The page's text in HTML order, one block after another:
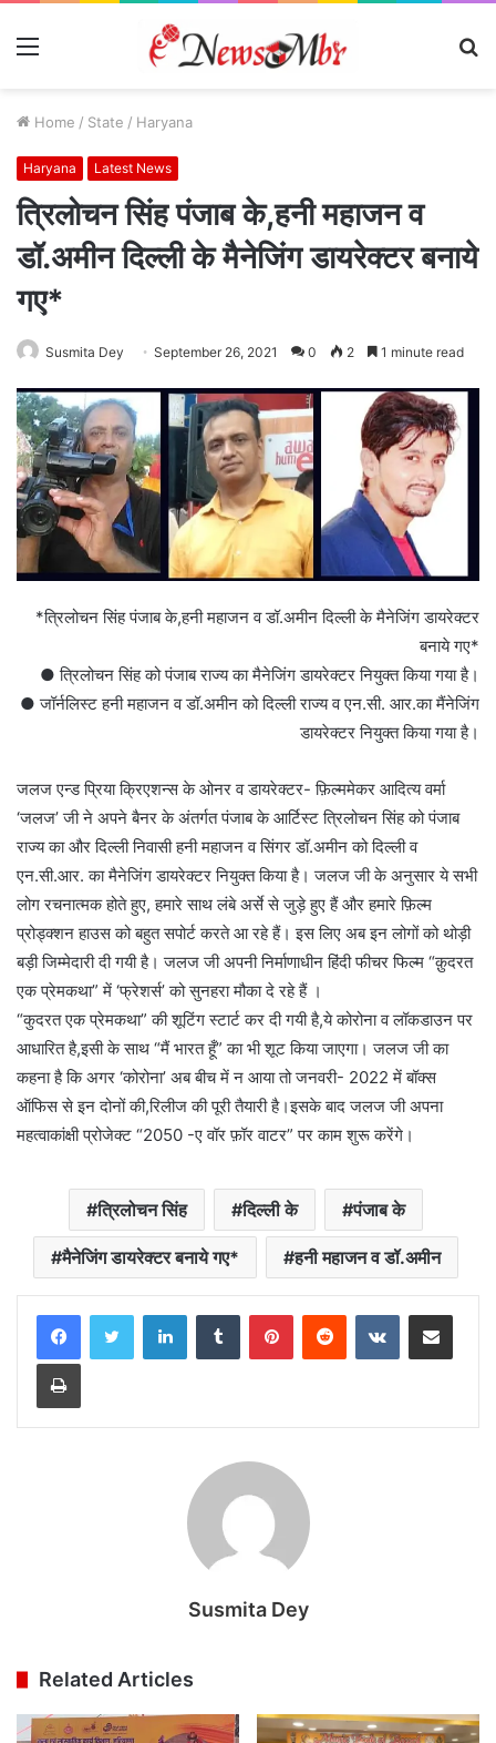
Menu
Home / State / Haryana
Haryana Latest News
त्रिलोचन सिंह पंजाब के,हनी महाजन व
डॉ.अमीन दिल्ली के मैनेजिंग डायरेक्टर बनाये
गए*
Susmita Dey September 26, 2021 0 2 1 minute read
*त्रिलोचन सिंह पंजाब के,हनी महाजन व डॉ.अमीन दिल्ली के मैनेजिंग डायरेक्टर
बनाये गए*
● त्रिलोचन सिंह को पंजाब राज्य का मैनेजिंग डायरेक्टर नियुक्त किया गया है।
● जॉर्नलिस्ट हनी महाजन व डॉ.अमीन को दिल्ली राज्य व एन.सी. आर.का मैंनेजिंग
डायरेक्टर नियुक्त किया गया है।
जलज एन्ड प्रिया क्रिएशन्स के ओनर व डायरेक्टर- फ़िल्ममेकर आदित्य वर्मा
‘जलज’ जी ने अपने बैनर के अंतर्गत पंजाब के आर्टिस्ट त्रिलोचन सिंह को पंजाब
राज्य का और दिल्ली निवासी हनी महाजन व सिंगर डॉ.अमीन को दिल्ली व
एन.सी.आर. का मैनेजिंग डायरेक्टर नियुक्त किया है। जलज जी के अनुसार ये सभी
लोग रचनात्मक होते हुए, हमारे साथ लंबे अर्से से जुड़े हुए हैं और हमारे फ़िल्म
प्रोड्क्शन हाउस को बहुत सपोर्ट करते आ रहे हैं। इस लिए अब इन लोगों को थोड़ी
बड़ी जिम्मेदारी दी गयी है। जलज जी अपनी निर्माणाधीन हिंदी फीचर फिल्म “क़ुदरत
एक प्रेमकथा” में ‘फ्रेशर्स’ को सुनहरा मौका दे रहे हैं ।
“कुदरत एक प्रेमकथा” की शूटिंग स्टार्ट कर दी गयी है,ये कोरोना व लॉकडाउन पर
आधारित है,इसी के साथ “मैं भारत हूँ” का भी शूट किया जाएगा। जलज जी का
कहना है कि अगर ‘कोरोना’ अब बीच में न आया तो जनवरी- 2022 में बॉक्स
ऑफिस से इन दोनों की,रिलीज की पूरी तैयारी है।इसके बाद जलज जी अपना
महत्वाकांक्षी प्रोजेक्ट “2050 -ए वॉर फ़ॉर वाटर” पर काम शुरू करेंगे।
त्रिलोचन सिंह दिल्ली के पंजाब के
मैनेजिंग डायरेक्टर बनाये गए* हनी महाजन व डॉ.अमीन
LinkedInTumblr PinterestReddit VKontakteShare via Email
Print
Susmita Dey
Related Articles